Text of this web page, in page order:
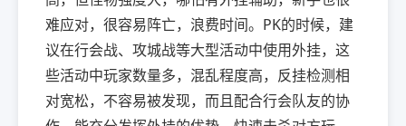
难应对，很容易阵亡，浪费时间。PK的时候，建
议在行会战、攻城战等大型活动中使用外挂，这
些活动中玩家数量多，混乱程度高，反挂检测相
对宽松，不容易被发现，而且配合行会队友的协